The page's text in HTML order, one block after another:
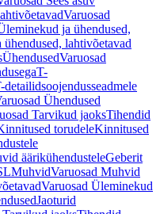
Varuosad
ja ühendused,
lahtivõetavad
ÜhendusedVaruosad
T-
detailidsoojendusseadmele
Ühendused
Tarvikud jaoksTihendid
torudeleKinnitused
äärikühendusteleGeberit
MuhvidVaruosad Muhvid
Varuosad Üleminekud
Jaoturid